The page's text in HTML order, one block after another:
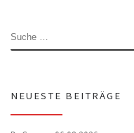
SUCHE
NEUESTE BEITRÄGE